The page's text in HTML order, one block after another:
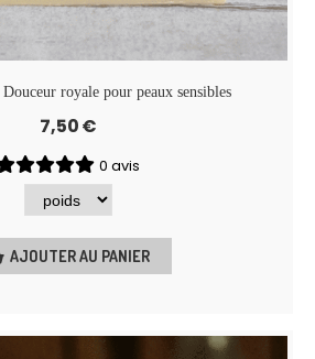
Douceur royale pour peaux sensibles
7,50€
0 avis
AJOUTER AU PANIER